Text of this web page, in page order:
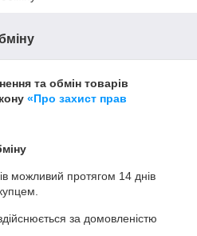
та обмін товарів
«Про захист прав
можливий протягом 14 днів
за домовленістю